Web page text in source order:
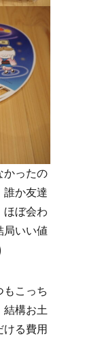
かったの
誰か友達
ほぼ会わ
局いい値
こっち
結構お土
ける費用